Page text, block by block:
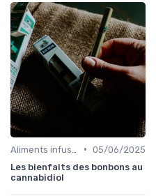
• 05/06/2025
Les bienfaits des bonbons au
cannabidiol